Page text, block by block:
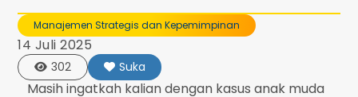
Manajemen Strategis dan Kepemimpinan
14 Juli 2025
302 Suka
Masih ingatkah kalian dengan kasus anak muda